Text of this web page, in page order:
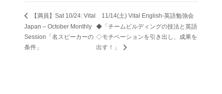
【満員】Sat 10/24: Vital
Japan – October Monthly
Session「名スピーカーの
条件」
11/14(土) Vital English-英語勉強会
◆「チームビルディングの技法と英語
◇モチベーションを引き出し、成果を
出す！」